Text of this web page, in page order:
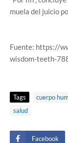
muela del juicio
Fuente: https://
wisdom-teeth-
Tags cuerpo
salud
Facebook